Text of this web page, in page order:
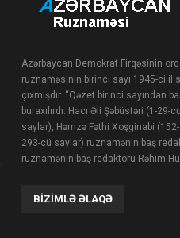
Azərbaycan Demokrat Firqəsinin
ruznaməsinin birinci sayı 1945-ci il
çıxmışdır. “Qəzet birinci sayından
buraxılırdı. Hacı Əli Şəbüstəri (1-
saylar), Həmzə Fəthi Xoşginabi
293-cü saylar) ruznamənin baş
ruznamənin baş redaktoru Rəhim
BIZIMLƏ ƏLAQƏ